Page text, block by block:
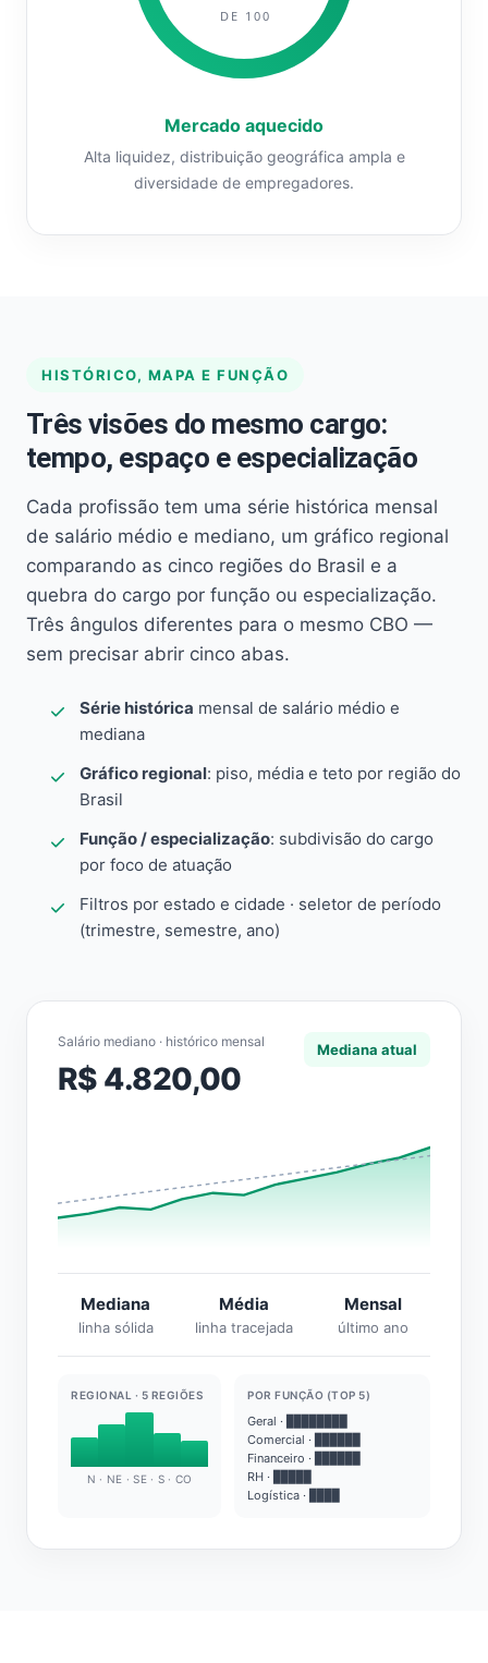
DE 100
Mercado aquecido
Alta liquidez, distribuição geográfica ampla e
diversidade de empregadores.
HISTÓRICO, MAPA E FUNÇÃO
Três visões do mesmo cargo:
tempo, espaço e especialização
Cada profissão tem uma série histórica mensal
de salário médio e mediano, um gráfico regional
comparando as cinco regiões do Brasil e a
quebra do cargo por função ou especialização.
Três ângulos diferentes para o mesmo CBO —
sem precisar abrir cinco abas.
Série histórica mensal de salário médio e
mediana
Gráfico regional: piso, média e teto por região do
Brasil
Função / especialização: subdivisão do cargo
por foco de atuação
Filtros por estado e cidade · seletor de período
(trimestre, semestre, ano)
Salário mediano · histórico mensal
R$ 4.820,00
Mediana atual
Mediana
linha sólida
Média
linha tracejada
Mensal
último ano
REGIONAL · 5 REGIÕES
N · NE · SE · S · CO
POR FUNÇÃO (TOP 5)
Geral · ████████
Comercial · ██████
Financeiro · ██████
RH · █████
Logística · ████